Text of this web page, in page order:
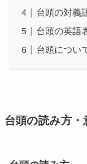
台頭の対義
台頭の英語
台頭につい
台頭の読み方・